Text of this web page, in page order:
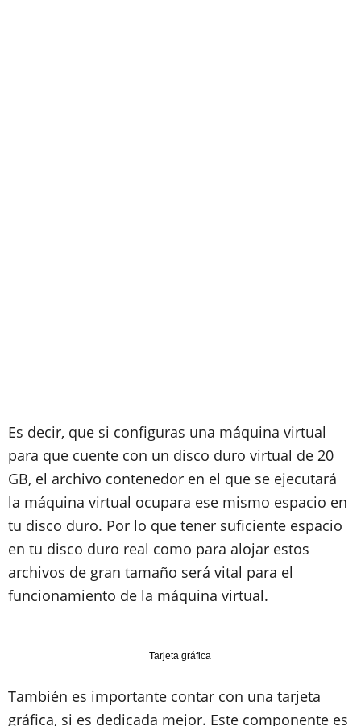
Es decir, que si configuras una máquina virtual
para que cuente con un disco duro virtual de 20
GB, el archivo contenedor en el que se ejecutará
la máquina virtual ocupara ese mismo espacio en
tu disco duro. Por lo que tener suficiente espacio
en tu disco duro real como para alojar estos
archivos de gran tamaño será vital para el
funcionamiento de la máquina virtual.
Tarjeta gráfica
También es importante contar con una tarjeta
gráfica, si es dedicada mejor. Este componente es